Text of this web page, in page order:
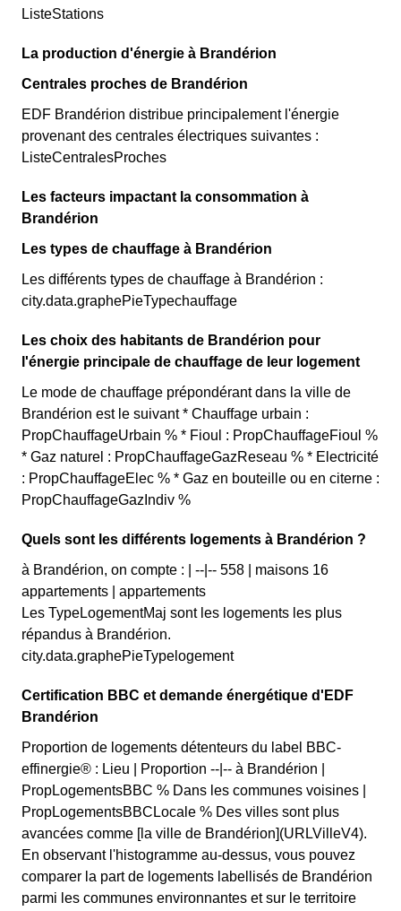
ListeStations
La production d'énergie à Brandérion
Centrales proches de Brandérion
EDF Brandérion distribue principalement l'énergie
provenant des centrales électriques suivantes :
ListeCentralesProches
Les facteurs impactant la consommation à
Brandérion
Les types de chauffage à Brandérion
Les différents types de chauffage à Brandérion :
city.data.graphePieTypechauffage
Les choix des habitants de Brandérion pour
l'énergie principale de chauffage de leur logement
Le mode de chauffage prépondérant dans la ville de
Brandérion est le suivant * Chauffage urbain :
PropChauffageUrbain % * Fioul : PropChauffageFioul %
* Gaz naturel : PropChauffageGazReseau % * Electricité
: PropChauffageElec % * Gaz en bouteille ou en citerne :
PropChauffageGazIndiv %
Quels sont les différents logements à Brandérion ?
à Brandérion, on compte : | --|-- 558 | maisons 16
appartements | appartements
Les TypeLogementMaj sont les logements les plus
répandus à Brandérion.
city.data.graphePieTypelogement
Certification BBC et demande énergétique d'EDF
Brandérion
Proportion de logements détenteurs du label BBC-
effinergie® : Lieu | Proportion --|-- à Brandérion |
PropLogementsBBC % Dans les communes voisines |
PropLogementsBBCLocale % Des villes sont plus
avancées comme [la ville de Brandérion](URLVilleV4).
En observant l'histogramme au-dessus, vous pouvez
comparer la part de logements labellisés de Brandérion
parmi les communes environnantes et sur le territoire